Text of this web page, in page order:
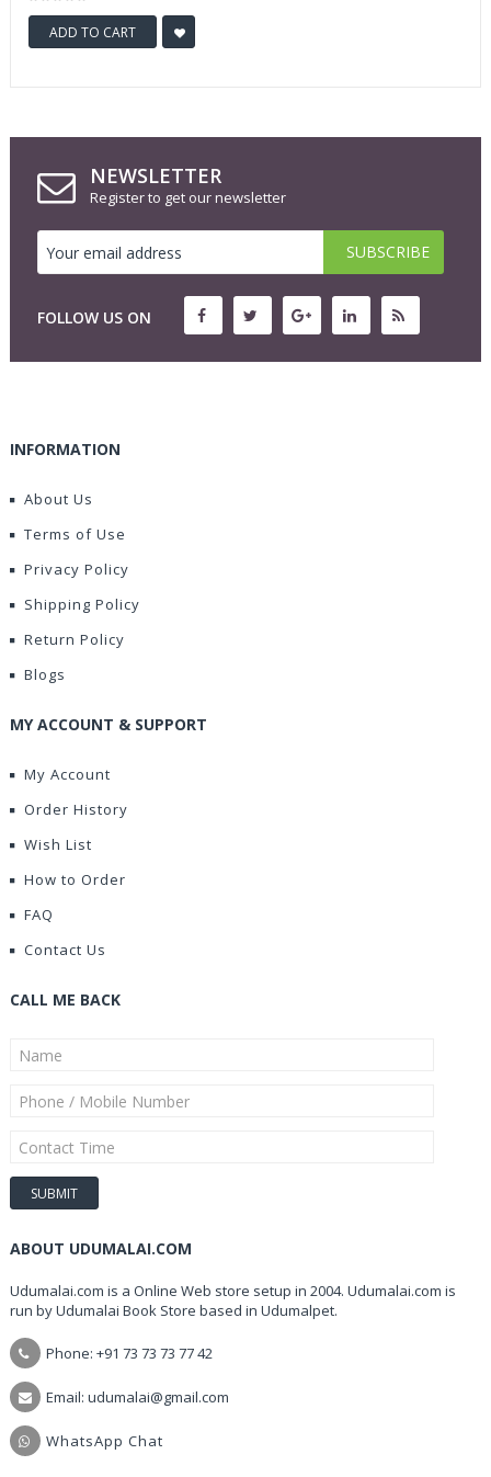
ADD TO CART
NEWSLETTER
Register to get our newsletter
FOLLOW US ON
INFORMATION
About Us
Terms of Use
Privacy Policy
Shipping Policy
Return Policy
Blogs
MY ACCOUNT & SUPPORT
My Account
Order History
Wish List
How to Order
FAQ
Contact Us
CALL ME BACK
ABOUT UDUMALAI.COM
Udumalai.com is a Online Web store setup in 2004. Udumalai.com is
run by Udumalai Book Store based in Udumalpet.
Phone: +91 73 73 73 77 42
Email: udumalai@gmail.com
WhatsApp Chat